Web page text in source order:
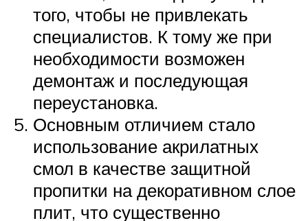
того, чтобы не привлекать
специалистов. К тому же при
необходимости возможен
демонтаж и последующая
переустановка.
Основным отличием стало
использование акрилатных
смол в качестве защитной
пропитки на декоративном слое
плит, что существенно